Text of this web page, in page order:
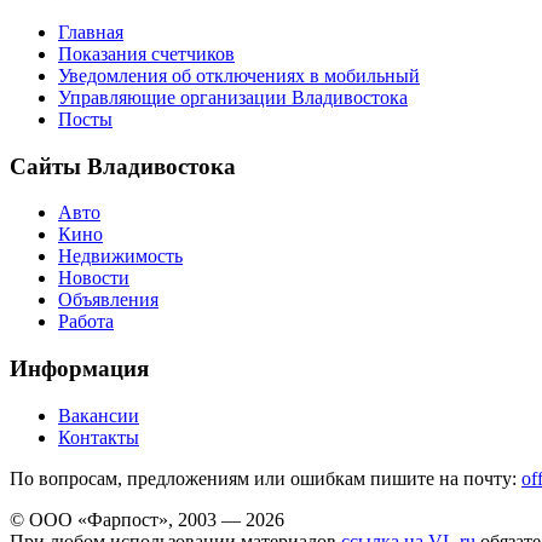
Главная
Показания счетчиков
Уведомления об отключениях в мобильный
Управляющие организации Владивостока
Посты
Сайты Владивостока
Авто
Кино
Недвижимость
Новости
Объявления
Работа
Информация
Вакансии
Контакты
По вопросам, предложениям или ошибкам пишите на почту:
© ООО «Фарпост», 2003 — 2026